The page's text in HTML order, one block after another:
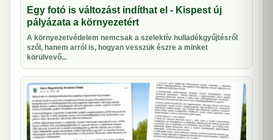
Egy fotó is változást indíthat el - Kispest új
pályázata a környezetért
A környezetvédelem nemcsak a szelektív hulladékgyűjtésről
szól, hanem arról is, hogyan vesszük észre a minket
körülvevő...